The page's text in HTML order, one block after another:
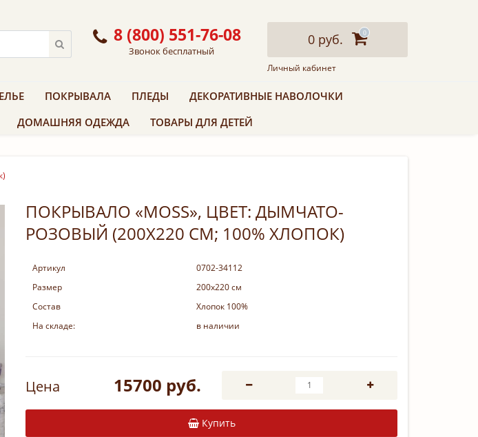
8 (800) 551-76-08
Звонок бесплатный
0 руб. 0
Личный кабинет
ПОКРЫВАЛА ПЛЕДЫ
ДЕКОРАТИВНЫЕ НАВОЛОЧКИ
ДОМАШНЯЯ ОДЕЖДА ТОВАРЫ ДЛЯ ДЕТЕЙ
ПОКРЫВАЛО «MOSS», ЦВЕТ: ДЫМЧАТО-
РОЗОВЫЙ (200Х220 СМ; 100% ХЛОПОК)
Артикул
0702-34112
Размер
200х220 см
Состав
Хлопок 100%
На складе:
в наличии
Цена 15700 руб.
Купить